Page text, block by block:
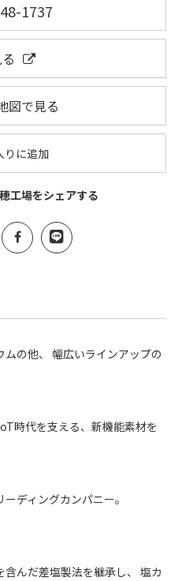
1737
図で見る
りに追加
工場をシェアする
の他、 幅広いラインアップの
時代を支える、新機能素材を
ディングカンパニー。
んだ差塩製法を継承し、 塩カ